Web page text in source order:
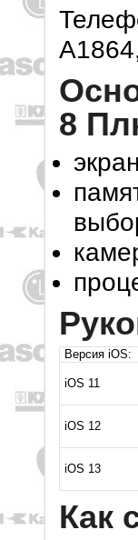
8
Версия iOS:
iOS 11
iOS 12
iOS 13
Как